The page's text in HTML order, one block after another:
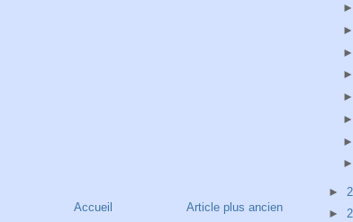
Article plus ancien
Accueil
►
►